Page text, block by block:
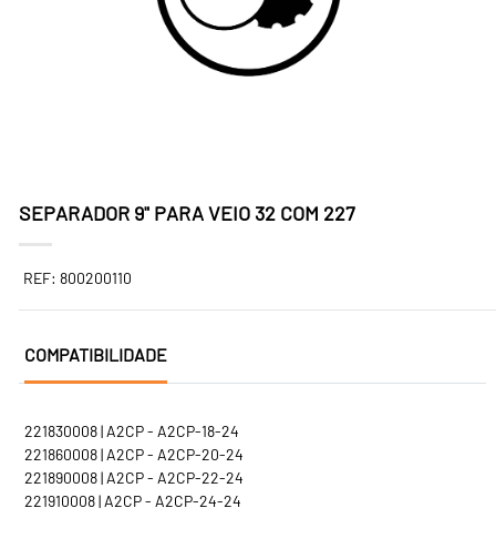
SEPARADOR 9" PARA VEIO 32 COM 227
REF: 800200110
COMPATIBILIDADE
221830008 | A2CP - A2CP-18-24
221860008 | A2CP - A2CP-20-24
221890008 | A2CP - A2CP-22-24
221910008 | A2CP - A2CP-24-24